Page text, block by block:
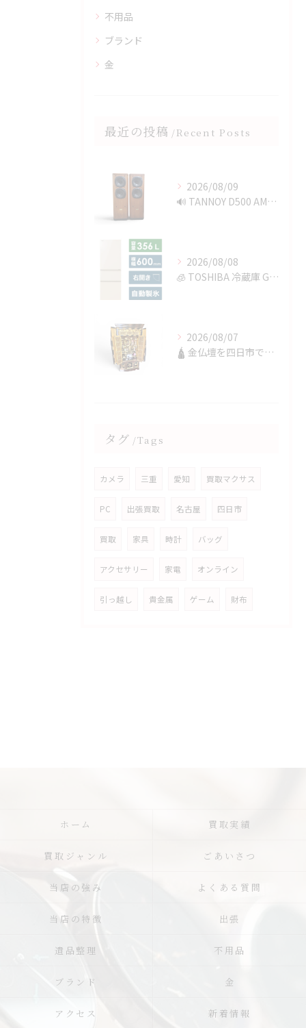
不用品
ブランド
金
最近の投稿 Recent Posts
2026/08/09
🔊 TANNOY D500 AMERICAN CHERRYを...
2026/08/08
🧊 TOSHIBA 冷蔵庫 GR-V36SVを四日市で買取✨
2026/08/07
🛕 金仏壇を四日市で買取✨
タグ Tags
カメラ 三重 愛知 買取マクサス
PC 出張買取 名古屋 四日市
買取 家具 時計 バッグ
アクセサリー 家電 オンライン
引っ越し 貴金属 ゲーム 財布
ホーム 買取実績
買取ジャンル ごあいさつ
当店の強み よくある質問
当店の特徴 出張
遺品整理 不用品
ブランド 金
アクセス 新着情報